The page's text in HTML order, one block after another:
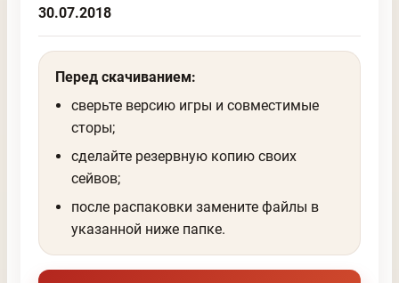
30.07.2018
Перед скачиванием:
сверьте версию игры и совместимые
сторы;
сделайте резервную копию своих
сейвов;
после распаковки замените файлы в
указанной ниже папке.